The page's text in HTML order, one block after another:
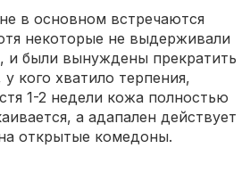
в основном встречаются
некоторые не выдерживали
и были вынуждены прекратить
кого хватило терпения,
1-2 недели кожа полностью
а адапален действует
открытые комедоны.